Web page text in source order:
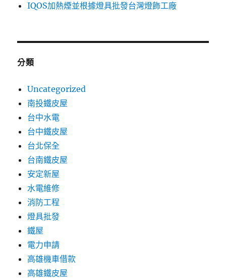
IQOS加熱煙並根據燈具批發台灣燈飾工廠
分類
Uncategorized
南投鐵皮屋
台中水電
台中鐵皮屋
台北保全
台南鐵皮屋
安定新屋
水電維修
消防工程
燈具批發
鐵屋
電力申請
高雄機車借款
高雄鐵皮屋